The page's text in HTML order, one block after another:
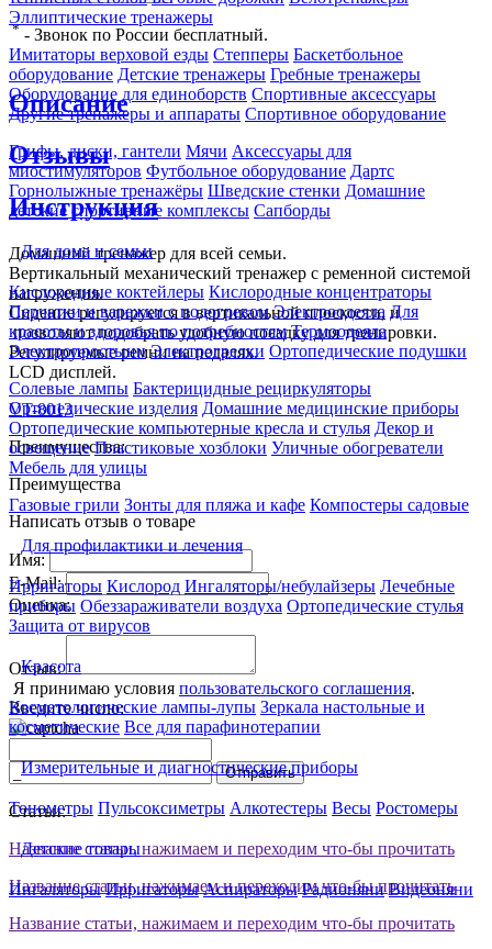
Эллиптические тренажеры
Имитаторы верховой езды Степперы Баскетбольное
оборудование Детские тренажеры Гребные тренажеры
Оборудование для единоборств Спортивные аксессуары
Другие тренажеры и аппараты Спортивное оборудование
Грифы, диски, гантели Мячи Аксессуары для
миостимуляторов Футбольное оборудование Дартс
Горнолыжные тренажёры Шведские стенки Домашние
детские спортивные комплексы Сапборды
Для дома и семьи
Кислородные коктейлеры Кислородные концентраторы
Перчатки и варежки с подогревом Электроодеяла Для
красоты и здоровья по потребностям Термоодеяла
Электропростыни Электрогрелки Ортопедические подушки
Солевые лампы Бактерицидные рециркуляторы
Ортопедические изделия Домашние медицинские приборы
Ортопедические компьютерные кресла и стулья Декор и
освещение Пластиковые хозблоки Уличные обогреватели
Мебель для улицы
Газовые грили Зонты для пляжа и кафе Компостеры садовые
Для профилактики и лечения
Ирригаторы Кислород Ингаляторы/небулайзеры Лечебные
приборы Обеззараживатели воздуха Ортопедические стулья
Защита от вирусов
Красота
Косметологические лампы-лупы Зеркала настольные и
косметические Все для парафинотерапии
Измерительные и диагностические приборы
Тонометры Пульсоксиметры Алкотестеры Весы Ростомеры
Детские товары
Ингаляторы Ирригаторы Аспираторы Радионяни Видеоняни
* - Звонок по России бесплатный.
Описание
Отзывы
Инструкция
Домашний тренажер для всей семьи.
Вертикальный механический тренажер с ременной системой
нагружения.
Сидение регулируется в вертикальной плоскости, и
позволяют подобрать удобную посадку для тренировки.
Регулируемые ремни на педалях.
LCD дисплей.
VT-8013
Преимущества:
Преимущества
Написать отзыв о товаре
Имя:
E-Mail:
Оценка:
Отзыв:
Я принимаю условия пользовательского соглашения.
Введите число:
Отправить
Статьи:
Название статьи, нажимаем и переходим что-бы прочитать
Название статьи, нажимаем и переходим что-бы прочитать
Название статьи, нажимаем и переходим что-бы прочитать